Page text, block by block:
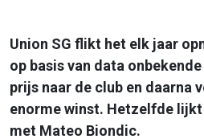
Union SG flikt het elk jaar
op basis van data
prijs naar de club en daarna
enorme winst. Hetzelfde
met Mateo Biondic.